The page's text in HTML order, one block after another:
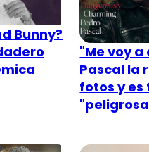
Bunny?
"Me voy
Pascal la
fotos y